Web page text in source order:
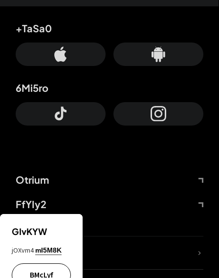
Otrium
FfYIy2
+TaSa0
6Mi5ro
DDcvSo
GIvKYW
jOXvm4 mI5M8K
BMcLyf